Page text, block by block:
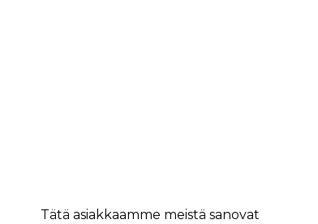
Tätä asiakkaamme meistä sanovat